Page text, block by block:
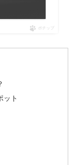
ポチップ
ット